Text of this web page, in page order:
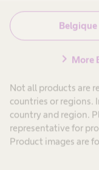
Belgique
chevron_right More
Not all products are
countries or regions.
country and region.
representative for
Product images are